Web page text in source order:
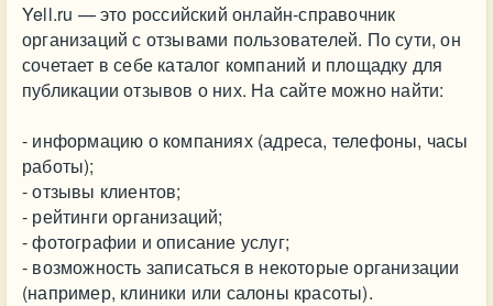
Yell.ru — это российский онлайн-справочник
организаций с отзывами пользователей. По сути, он
сочетает в себе каталог компаний и площадку для
публикации отзывов о них. На сайте можно найти:
- информацию о компаниях (адреса, телефоны, часы
работы);
- отзывы клиентов;
- рейтинги организаций;
- фотографии и описание услуг;
- возможность записаться в некоторые организации
(например, клиники или салоны красоты).